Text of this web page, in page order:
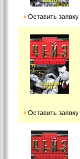
Оставить заявку
Оставить заявку